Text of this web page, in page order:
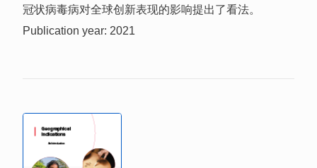
冠状病毒病对全球创新表现的影响提出了看法。
Publication year: 2021